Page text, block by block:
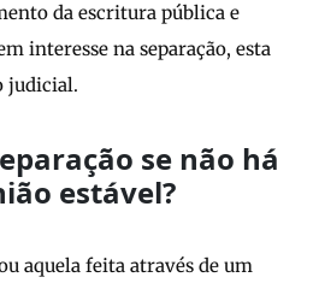
da escritura pública e
interesse na separação, esta
judicial.
se não há
estável?
aquela feita através de um